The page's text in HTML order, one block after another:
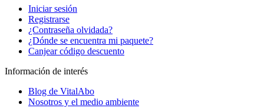
Iniciar sesión
Registrarse
¿Contraseña olvidada?
¿Dónde se encuentra mi paquete?
Canjear código descuento
Información de interés
Blog de VitalAbo
Nosotros y el medio ambiente